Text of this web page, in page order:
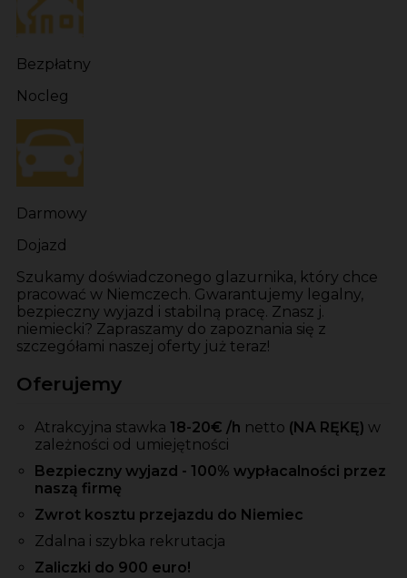
Bezpłatny
Nocleg
Darmowy
Dojazd
Szukamy doświadczonego glazurnika, który chce
pracować w Niemczech. Gwarantujemy legalny,
bezpieczny wyjazd i stabilną pracę. Znasz j.
niemiecki? Zapraszamy do zapoznania się z
szczegółami naszej oferty już teraz!
Oferujemy
Atrakcyjna stawka 18-20€ /h netto (NA RĘKĘ) w
zależności od umiejętności
Bezpieczny wyjazd - 100% wypłacalności przez
naszą firmę
Zwrot kosztu przejazdu do Niemiec
Zdalna i szybka rekrutacja
Zaliczki do 900 euro!